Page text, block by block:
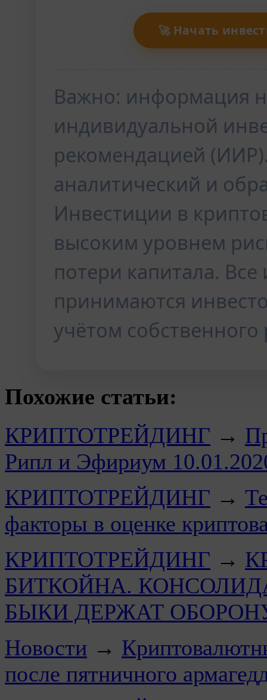
🚀 Начать
Важно: информация
индивидуальной
рекомендацией
аналитический и
Инвестиции в
высоким уровнем
потери капитала.
принимаются
учётом
Похожие статьи:
КРИПТОТРЕЙДИНГ →
Рипл и Эфириум
КРИПТОТРЕЙДИНГ →
факторы в оценке
КРИПТОТРЕЙДИНГ →
БИТКОЙНА.
БЫКИ ДЕРЖАТ
Новости →
после пятничного